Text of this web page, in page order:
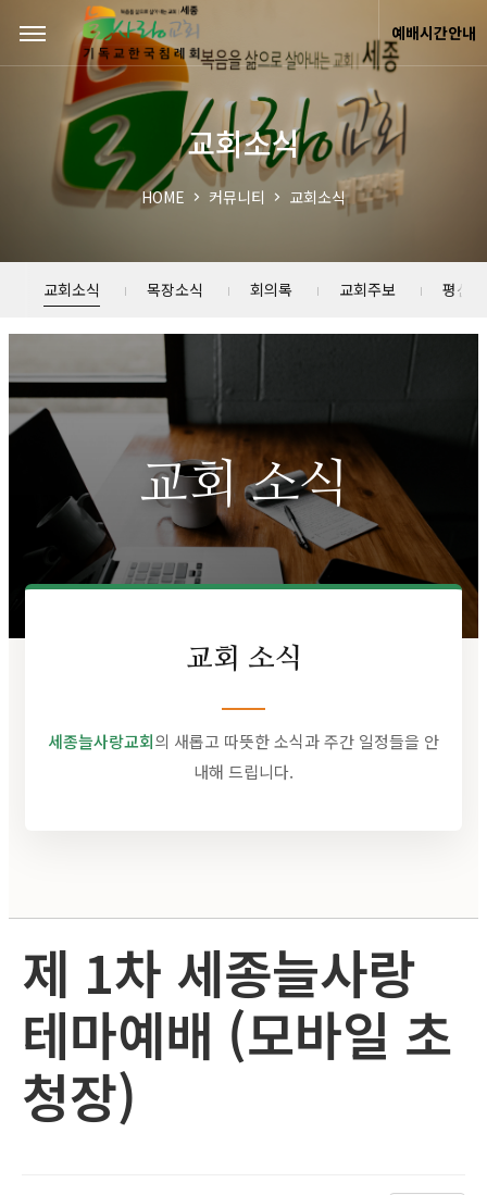
예배시간안내
교회소식
HOME 커뮤니티 교회소식
교회소식 목장소식 회의록 교회주보 평신
교회 소식
교회 소식
세종늘사랑교회의 새롭고 따뜻한 소식과 주간 일정들을 안
내해 드립니다.
제 1차 세종늘사랑
테마예배 (모바일 초
청장)